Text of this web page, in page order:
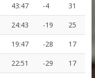
43:47 -4 31
24:43 -19 25
19:47 -28 17
22:51 -29 17